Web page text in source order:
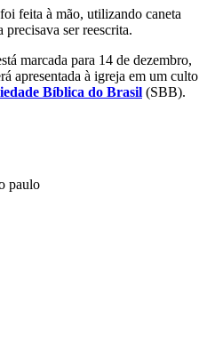
feita à mão, utilizando caneta
precisava ser reescrita.
marcada para 14 de dezembro,
apresentada à igreja em um culto
Bíblica do Brasil (SBB).
paulo